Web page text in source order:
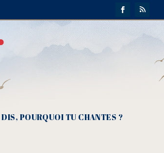
DIS, POURQUOI TU CHANTES ?